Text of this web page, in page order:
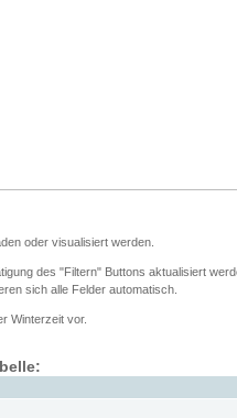
oder visualisiert werden.
des "Filtern" Buttons aktualisiert
sich alle Felder automatisch.
Winterzeit vor.